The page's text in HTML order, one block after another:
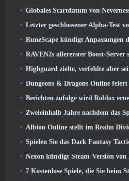
Globales Startdatum von Neverness To
Letzter geschlossener Alpha-Test
RuneScape kündigt Anpassungen des Premier-Mitgliedschaftsmodells an, um den
RAVEN2s allererster Boost-Server
Highguard zielte, verfehlte aber
Dungeons & Dragons Online feiert „Natural 20“-Jubiläum
Berichten zufolge wird Roblox erneut wegen „Praktiken, die
Zweieinhalb Jahre nachdem das Spiel eingestellt wurde, Gamigo neckt die
Albion Online stellt im Realm Divided Part II-Update zwei
Spielen Sie das Dark Fantasy Tactical-Spiel
Nexon kündigt Steam-Version
7 Kostenlose Spiele, die Sie beim Steam